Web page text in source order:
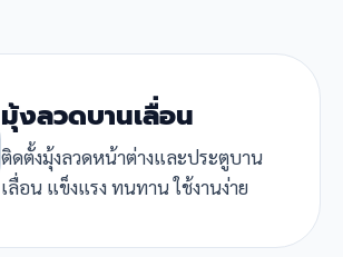
มุ้งลวดบานเลื่อน
ติดตั้งมุ้งลวดหน้าต่างและประตูบาน
เลื่อน แข็งแรง ทนทาน ใช้งานง่าย